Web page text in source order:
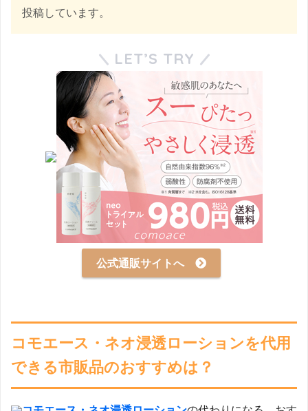
投稿しています。
LET’S TRY
公式通販サイトへ
コモエース・ネオ浸透ローションを代用
できる市販品のおすすめは？